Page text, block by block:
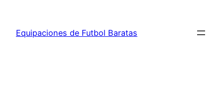
contenido
Equipaciones de Futbol Baratas